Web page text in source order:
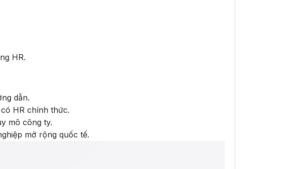
HR.
dẫn.
HR chính thức.
mô công ty.
mở rộng quốc tế.